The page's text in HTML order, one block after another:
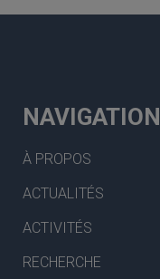
NAVIGATION
À PROPOS
ACTUALITÉS
ACTIVITÉS
RECHERCHE